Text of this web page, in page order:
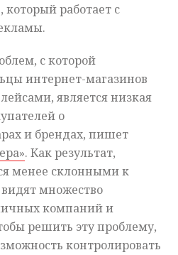
который работает с
с которой
интернет-магазинов
является низкая
о
и брендах, пишет
. Как результат,
менее склонными к
множество
компаний и
решить эту проблему,
контролировать